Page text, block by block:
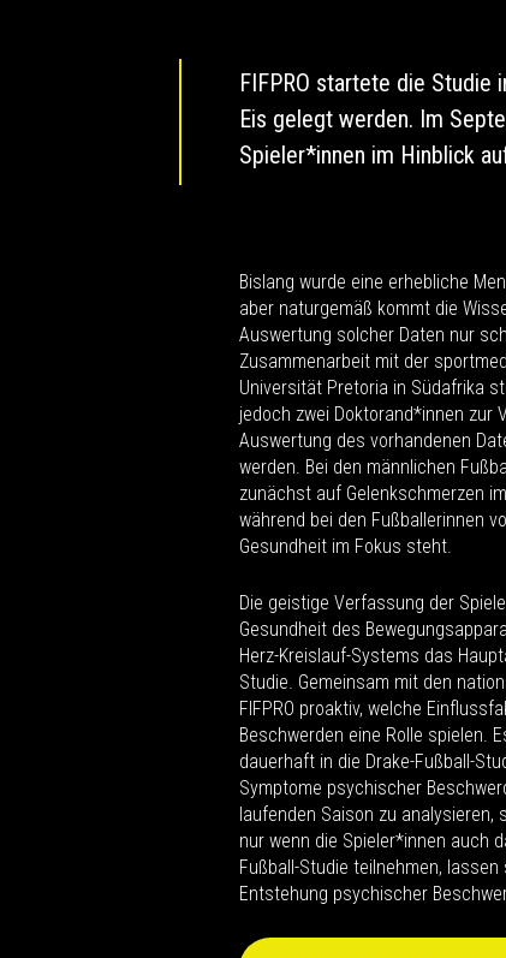
FIFPRO startete die Studie
Eis gelegt werden. Im
Spieler*innen im Hinblick
Bislang wurde eine erhebliche
aber naturgemäß kommt die
Auswertung solcher Daten nur
Zusammenarbeit mit der
Universität Pretoria in Südafrika
jedoch zwei Doktorand*innen zur
Auswertung des vorhandenen
werden. Bei den männlichen
zunächst auf Gelenkschmerzen
während bei den Fußballerinnen
Gesundheit im Fokus steht.
Die geistige Verfassung der
Gesundheit des
Herz-Kreislauf-Systems das
Studie. Gemeinsam mit den
FIFPRO proaktiv, welche
Beschwerden eine Rolle spielen.
dauerhaft in die Drake-Fußball-
Symptome psychischer
laufenden Saison zu analysieren,
nur wenn die Spieler*innen auch
Fußball-Studie teilnehmen,
Entstehung psychischer